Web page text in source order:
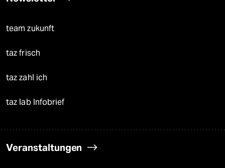
team zukunft
taz frisch
taz zahl ich
taz lab Infobrief
Veranstaltungen